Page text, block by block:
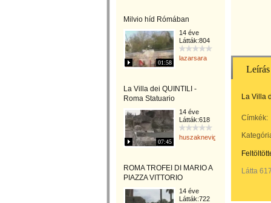
Milvio híd Rómában
01:58
14 éve
Látták:804
lazarsara
La Villa dei QUINTILI -
Roma Statuario
07:45
14 éve
Látták:618
huszaknevighgabriella
ROMA TROFEI DI MARIO A
PIAZZA VITTORIO
14 éve
Látták:722
Leírás
La Villa
Címkék:
Látta